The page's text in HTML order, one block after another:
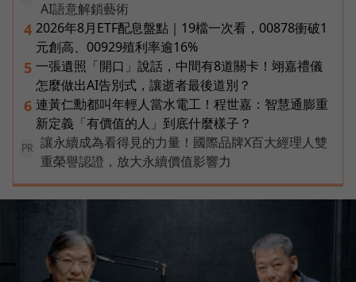
AI語意解鎖藝術
4 2026年8月ETF配息盤點｜19檔一次看，00878衝破1
元創高、00929殖利率逾16%
5 一張遺照「開口」說話，中間有8道關卡！翊嘉禮儀
怎麼做出AI告別式，讓逝者最後道別？
6 連黃仁勳都叫年輕人當水電工！程世嘉：智慧通膨重
新定義「有價值的人」到底什麼樣子？
PR
讓永續成為看得見的力量！國際品牌X百大經理人雙
重榮譽認證，放大永續價值影響力